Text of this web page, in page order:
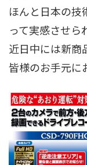
ほんと日本の技
って実感させら
近日中には新商
皆様のお手元に